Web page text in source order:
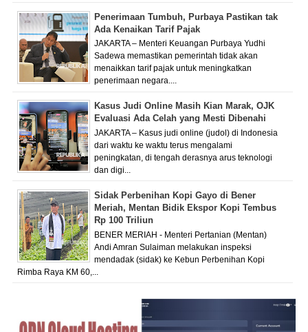
Penerimaan Tumbuh, Purbaya Pastikan tak
Ada Kenaikan Tarif Pajak
JAKARTA – Menteri Keuangan Purbaya Yudhi
Sadewa memastikan pemerintah tidak akan
menaikkan tarif pajak untuk meningkatkan
penerimaan negara....
Kasus Judi Online Masih Kian Marak, OJK
Evaluasi Ada Celah yang Mesti Dibenahi
JAKARTA – Kasus judi online (judol) di Indonesia
dari waktu ke waktu terus mengalami
peningkatan, di tengah derasnya arus teknologi
dan digi...
Sidak Perbenihan Kopi Gayo di Bener
Meriah, Mentan Bidik Ekspor Kopi Tembus
Rp 100 Triliun
BENER MERIAH - Menteri Pertanian (Mentan)
Andi Amran Sulaiman melakukan inspeksi
mendadak (sidak) ke Kebun Perbenihan Kopi
Rimba Raya KM 60,...